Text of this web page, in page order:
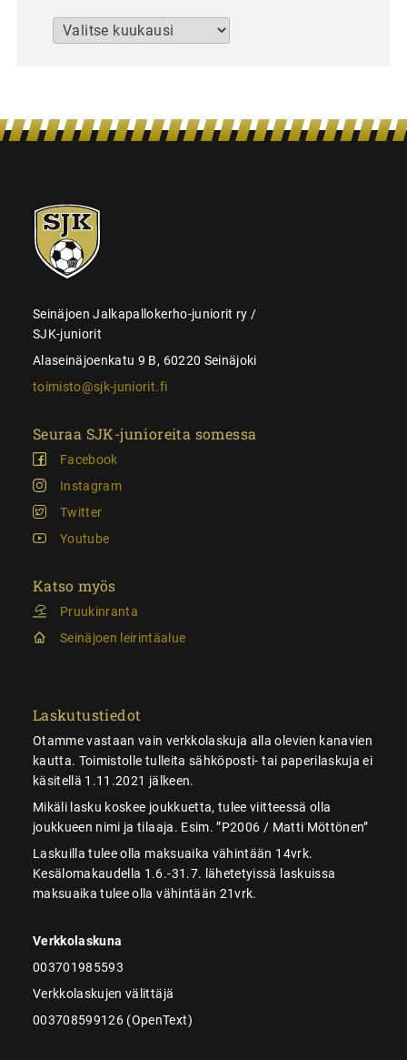
Arkistot
SJK-
juniorit
Seinäjoen Jalkapallokerho-juniorit ry /
SJK-juniorit
Alaseinäjoenkatu 9 B, 60220 Seinäjoki
toimisto@sjk-juniorit.fi
Seuraa SJK-junioreita somessa
Facebook
Instagram
Twitter
Youtube
Katso myös
Pruukinranta
Seinäjoen leirintäalue
Laskutustiedot
Otamme vastaan vain verkkolaskuja alla olevien kanavien
kautta. Toimistolle tulleita sähköposti- tai paperilaskuja ei
käsitellä 1.11.2021 jälkeen.
Mikäli lasku koskee joukkuetta, tulee viitteessä olla
joukkueen nimi ja tilaaja. Esim. ”P2006 / Matti Möttönen”
Laskuilla tulee olla maksuaika vähintään 14vrk.
Kesälomakaudella 1.6.-31.7. lähetetyissä laskuissa
maksuaika tulee olla vähintään 21vrk.
Verkkolaskuna
003701985593
Verkkolaskujen välittäjä
003708599126 (OpenText)